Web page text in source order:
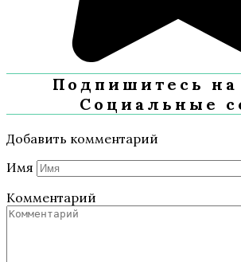
Подпишитесь
Социальные
Добавить комментарий
Имя
Комментарий